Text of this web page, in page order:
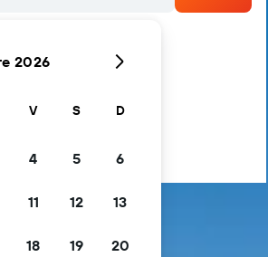
2026
V S D
4 5 6
11 12 13
18 19 20